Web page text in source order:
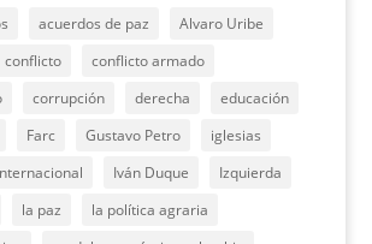
acuerdos de paz
Alvaro Uribe
conflicto
conflicto armado
corrupción derecha
educación
Farc Gustavo Petro
iglesias
Iván Duque
Izquierda
la paz
la política agraria